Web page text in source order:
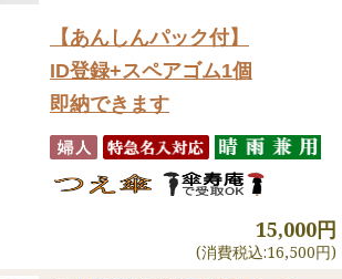
【あんしんパック付】
ID登録+スペアゴム1個
即納できます
15,000円
(消費税込:16,500円)